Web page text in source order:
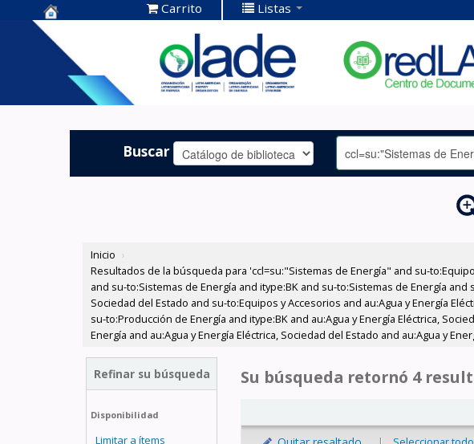
Centro de
Documentación
OLADE -
Carrito Listas
Buscar
Inicio ›
Resultados de la búsqueda para 'ccl=su:"Sistemas de Energía" and su-
and su-to:Sistemas de Energía and itype:BK and su-to:Sistemas de Energía
Sociedad del Estado and su-to:Equipos y Accesorios and au:Agua y Energía
su-to:Producción de Energía and itype:BK and au:Agua y Energía Eléctrica,
Energía and au:Agua y Energía Eléctrica, Sociedad del Estado and au:Agua y
Refinar su búsqueda
Disponibilidad
Limitar a ítems
Su búsqueda retornó 4